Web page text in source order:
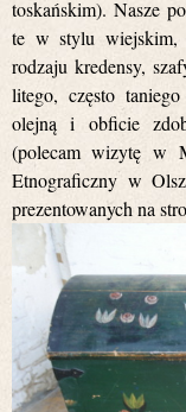
toskańskim). Nasze
te w stylu wiejskim,
rodzaju kredensy,
litego, często
olejną i obficie
(polecam wizytę w
Etnograficzny w
prezentowanych na